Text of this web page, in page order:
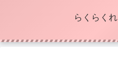
らくらく